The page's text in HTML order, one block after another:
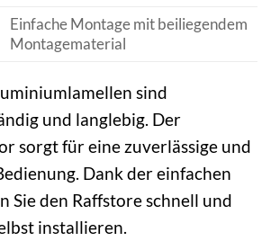
Einfache Montage mit beiliegendem
Montagematerial
sind
und langlebig. Der
sorgt für eine zuverlässige und
Dank der einfachen
Sie den Raffstore schnell und
installieren.